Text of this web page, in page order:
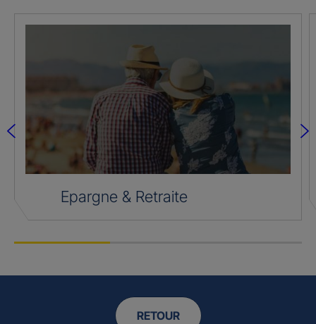
Epargne & Retraite
RETOUR